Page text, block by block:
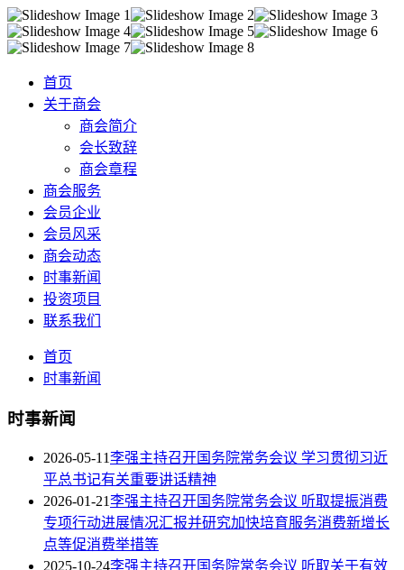
首页
关于商会
商会简介
会长致辞
商会章程
商会服务
会员企业
会员风采
商会动态
时事新闻
投资项目
联系我们
首页
时事新闻
时事新闻
2026-05-11李强主持召开国务院常务会议 学习贯彻习近
平总书记有关重要讲话精神
2026-01-21李强主持召开国务院常务会议 听取提振消费
专项行动进展情况汇报并研究加快培育服务消费新增长
点等促消费举措等
2025-10-24李强主持召开国务院常务会议 听取关于有效